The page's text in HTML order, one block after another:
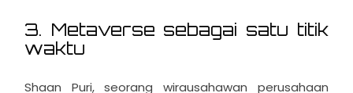
3. Metaverse sebagai satu titik
waktu
Shaan Puri, seorang wirausahawan perusahaan